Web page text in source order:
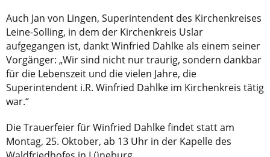
Auch Jan von Lingen, Superintendent des Kirchenkreises
Leine-Solling, in dem der Kirchenkreis Uslar
aufgegangen ist, dankt Winfried Dahlke als einem seiner
Vorgänger: „Wir sind nicht nur traurig, sondern dankbar
für die Lebenszeit und die vielen Jahre, die
Superintendent i.R. Winfried Dahlke im Kirchenkreis tätig
war.“
Die Trauerfeier für Winfried Dahlke findet statt am
Montag, 25. Oktober, ab 13 Uhr in der Kapelle des